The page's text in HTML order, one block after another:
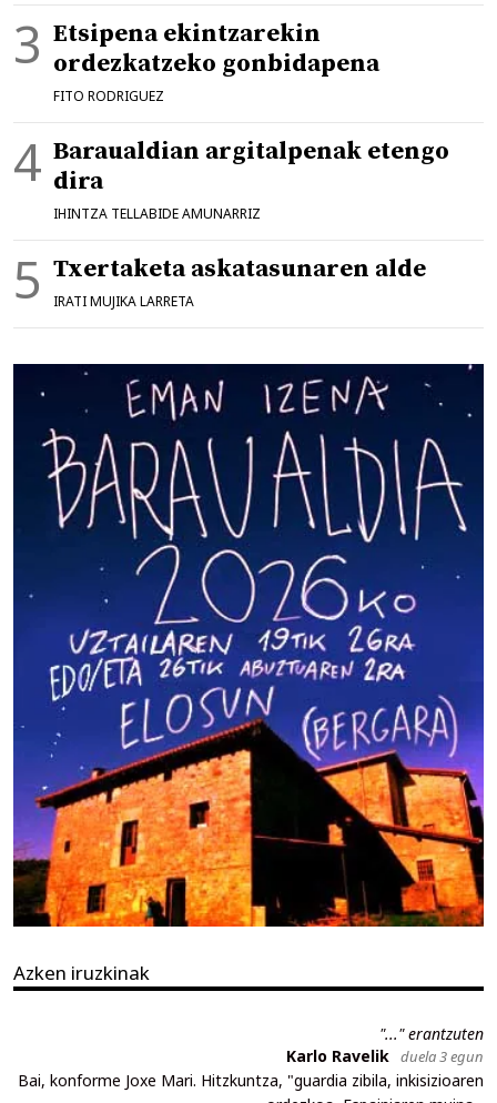
Etsipena ekintzarekin
ordezkatzeko gonbidapena
FITO RODRIGUEZ
Baraualdian argitalpenak etengo
dira
IHINTZA TELLABIDE AMUNARRIZ
Txertaketa askatasunaren alde
IRATI MUJIKA LARRETA
Azken iruzkinak
"..." erantzuten
Karlo Ravelik duela 3 egun
Bai, konforme Joxe Mari. Hitzkuntza, "guardia zibila, inkisizioaren